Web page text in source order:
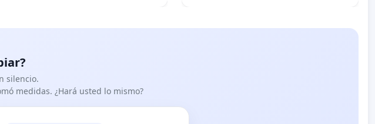
silencio.
medidas. ¿Hará usted lo mismo?